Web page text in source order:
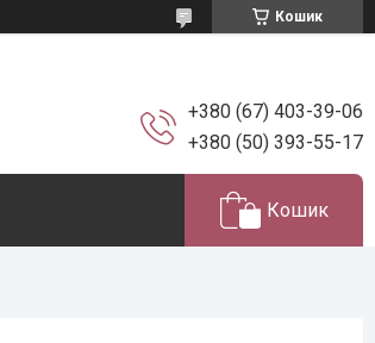
Кошик
+380 (67) 403-39-06
+380 (50) 393-55-17
Кошик